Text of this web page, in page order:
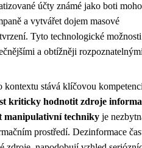
účty známé jako boti
a vytvářet dojem masové
Tyto technologické možnosti
a obtížněji
kontextu stává klíčovou
kriticky hodnotit zdroje
manipulativní techniky je
prostředí. Dezinformace